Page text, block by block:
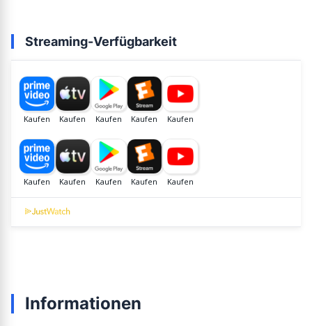
Streaming-Verfügbarkeit
Informationen